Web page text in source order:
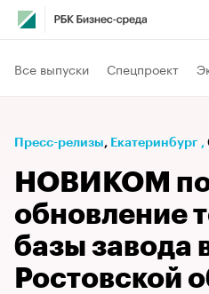
Все выпуски Спецпроект
Пресс-релизы⁠, Екатеринбург ,
НОВИКОМ
обновление
базы завода
Ростовской